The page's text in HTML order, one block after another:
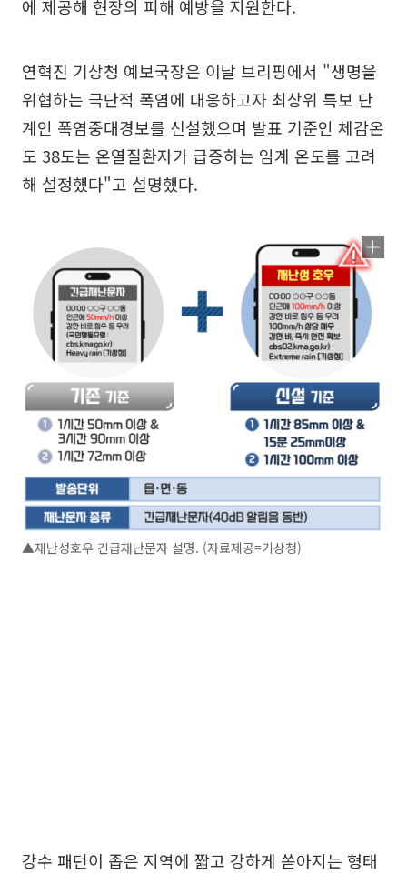
에 제공해 현장의 피해 예방을 지원한다.
연혁진 기상청 예보국장은 이날 브리핑에서 "생명을
위협하는 극단적 폭염에 대응하고자 최상위 특보 단
계인 폭염중대경보를 신설했으며 발표 기준인 체감온
도 38도는 온열질환자가 급증하는 임계 온도를 고려
해 설정했다"고 설명했다.
▲재난성호우 긴급재난문자 설명. (자료제공=기상청)
강수 패턴이 좁은 지역에 짧고 강하게 쏟아지는 형태